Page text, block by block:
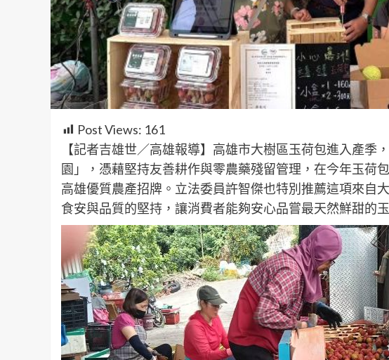
Post Views: 161
【記者吉雄世／高雄報導】高雄市大樹區玉荷包進入產季
園」，憑藉堅持友善耕作與零農藥殘留管理，在今年玉荷
高雄優質農產招牌。立法委員許智傑也特別推薦這項來自
食安與品質的堅持，讓消費者能夠安心品嘗最天然鮮甜的